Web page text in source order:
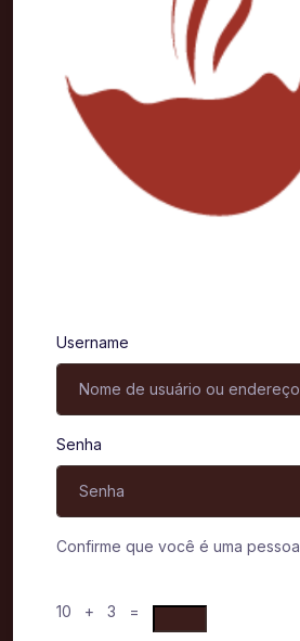
Username
Senha
Confirme que você é uma pessoa
10 + 3 =